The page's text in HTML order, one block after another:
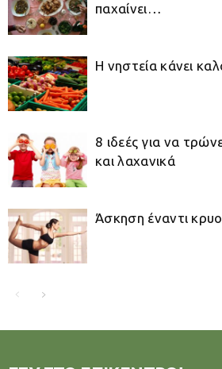
παχαίνει…
Η νηστεία κάνει
8 ιδεές για να
και λαχανικά
Άσκηση έναντι